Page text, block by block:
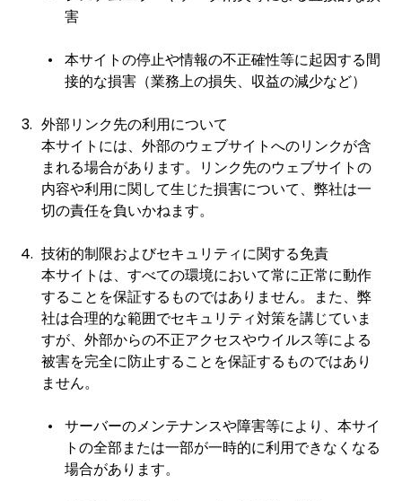
害
本サイトの停止や情報の不正確性等に起因する間
接的な損害（業務上の損失、収益の減少など）
外部リンク先の利用について
本サイトには、外部のウェブサイトへのリンクが含
まれる場合があります。リンク先のウェブサイトの
内容や利用に関して生じた損害について、弊社は一
切の責任を負いかねます。
技術的制限およびセキュリティに関する免責
本サイトは、すべての環境において常に正常に動作
することを保証するものではありません。また、弊
社は合理的な範囲でセキュリティ対策を講じていま
すが、外部からの不正アクセスやウイルス等による
被害を完全に防止することを保証するものではあり
ません。
サーバーのメンテナンスや障害等により、本サイ
トの全部または一部が一時的に利用できなくなる
場合があります。